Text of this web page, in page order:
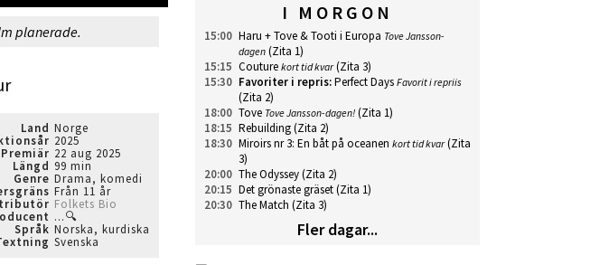
I MORGON
15:00 Haru + Tove & Tooti i Europa Tove Jansson-
dagen (Zita 1)
15:15 Couture kort tid kvar(Zita 3)
15:30 Favoriter i repris:Perfect Days Favorit i repriis
(Zita 2)
18:00 Tove Tove Jansson-dagen! (Zita 1)
18:15 Rebuilding(Zita 2)
18:30 Miroirs nr 3: En båt på oceanen kort tid kvar(Zita
3)
20:00 The Odyssey(Zita 2)
20:15 Det grönaste gräset(Zita 1)
20:30 The Match (Zita 3)
Fler dagar...
planerade.
Land
Premiär
Längd
Genre
Språk
Norge
2025
22 aug 2025
99 min
Drama, komedi
Från 11 år
Folkets Bio
...🔍
Norska, kurdiska
Svenska